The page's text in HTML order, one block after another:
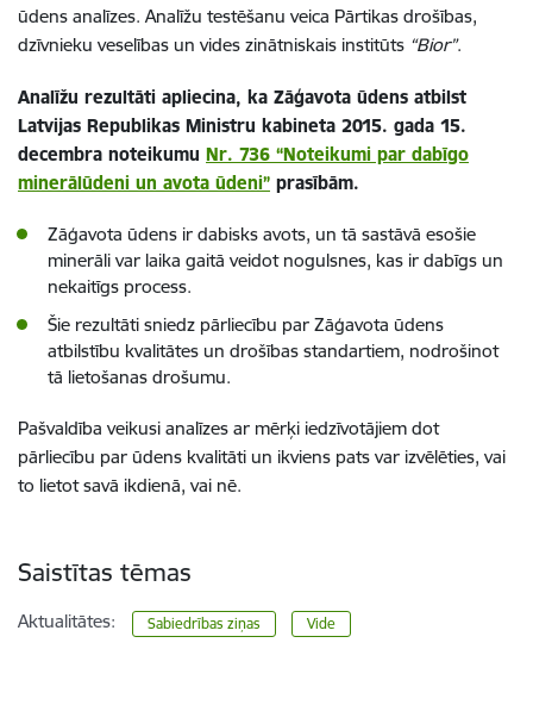
ūdens analīzes. Analīžu testēšanu veica Pārtikas drošības,
dzīvnieku veselības un vides zinātniskais institūts “Bior”.
Analīžu rezultāti apliecina, ka Zāģavota ūdens atbilst
Latvijas Republikas Ministru kabineta 2015. gada 15.
decembra noteikumu Nr. 736 “Noteikumi par dabīgo
minerālūdeni un avota ūdeni” prasībām.
Zāģavota ūdens ir dabisks avots, un tā sastāvā esošie
minerāli var laika gaitā veidot nogulsnes, kas ir dabīgs un
nekaitīgs process.
Šie rezultāti sniedz pārliecību par Zāģavota ūdens
atbilstību kvalitātes un drošības standartiem, nodrošinot
tā lietošanas drošumu.
Pašvaldība veikusi analīzes ar mērķi iedzīvotājiem dot
pārliecību par ūdens kvalitāti un ikviens pats var izvēlēties, vai
to lietot savā ikdienā, vai nē.
Saistītas tēmas
Aktualitātes: Sabiedrības ziņas Vide